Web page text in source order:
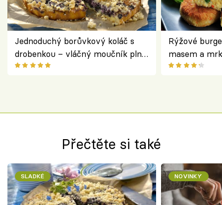
Jednoduchý borůvkový koláč s
drobenkou – vláčný moučník plný
ovoce
Rýžové
masem a
salátem –
Přečtěte si také
SLADKÉ NOVINKY